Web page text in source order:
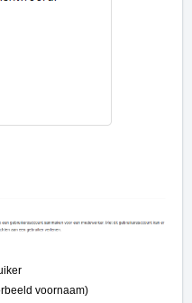
voornaam)